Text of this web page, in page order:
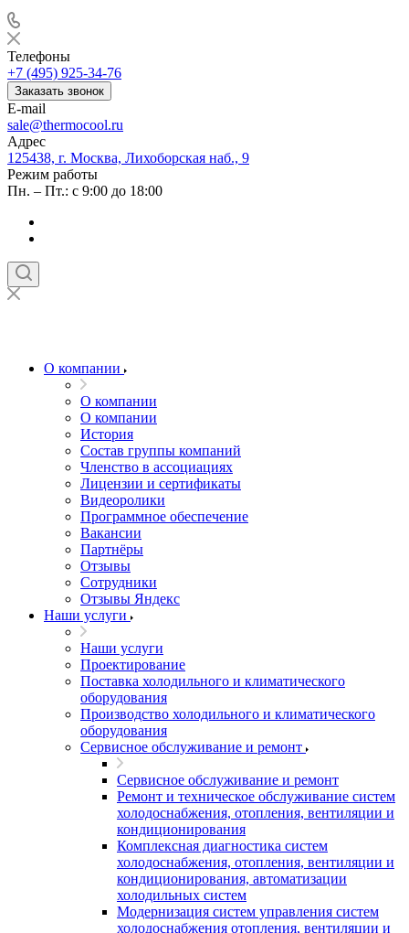
Телефоны
+7 (495) 925-34-76
Заказать звонок
E-mail
sale@thermocool.ru
Адрес
125438, г. Москва, Лихоборская наб., 9
Режим работы
Пн. – Пт.: с 9:00 до 18:00
О компании
О компании
О компании
История
Состав группы компаний
Членство в ассоциациях
Лицензии и сертификаты
Видеоролики
Программное обеспечение
Вакансии
Партнёры
Отзывы
Сотрудники
Отзывы Яндекс
Наши услуги
Наши услуги
Проектирование
Поставка холодильного и климатического
оборудования
Производство холодильного и климатического
оборудования
Сервисное обслуживание и ремонт
Сервисное обслуживание и ремонт
Ремонт и техническое обслуживание систем
холодоснабжения, отопления, вентиляции и
кондиционирования
Комплексная диагностика систем
холодоснабжения, отопления, вентиляции и
кондиционирования, автоматизации
холодильных систем
Модернизация систем управления систем
холодоснабжения отопления, вентиляции и